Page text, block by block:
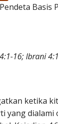
Basis
16; Ibrani
ketika
yang dialami